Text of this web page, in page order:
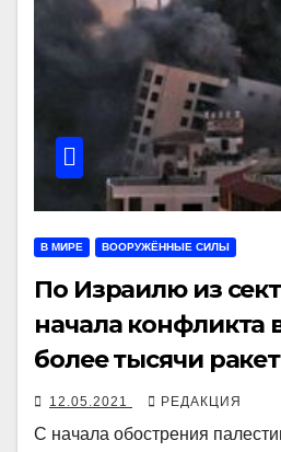
В МИРЕ ВООРУЖЁННЫЕ СИЛЫ
По Израилю из
начала
более тысячи
12.05.2021 РЕДАКЦИЯ
С начала обострения